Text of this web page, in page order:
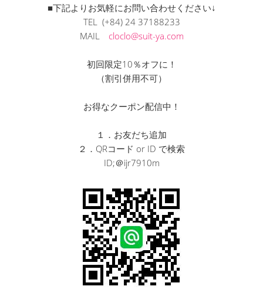
■下記よりお気軽にお問い合わせください↓
TEL (+84) 24 37188233
MAIL cloclo@suit-ya.com
初回限定10％オフに！
（割引併用不可）
お得なクーポン配信中！
１．お友だち追加
２．QRコード or ID で検索
ID;＠ijr7910m